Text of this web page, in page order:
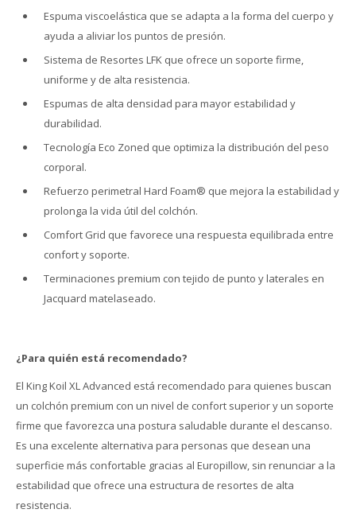
Espuma viscoelástica que se adapta a la forma del cuerpo y
ayuda a aliviar los puntos de presión.
Sistema de Resortes LFK que ofrece un soporte firme,
uniforme y de alta resistencia.
Espumas de alta densidad para mayor estabilidad y
durabilidad.
Tecnología Eco Zoned que optimiza la distribución del peso
corporal.
Refuerzo perimetral Hard Foam® que mejora la estabilidad y
prolonga la vida útil del colchón.
Comfort Grid que favorece una respuesta equilibrada entre
confort y soporte.
Terminaciones premium con tejido de punto y laterales en
Jacquard matelaseado.
¿Para quién está recomendado?
El King Koil XL Advanced está recomendado para quienes buscan
un colchón premium con un nivel de confort superior y un soporte
firme que favorezca una postura saludable durante el descanso.
Es una excelente alternativa para personas que desean una
superficie más confortable gracias al Europillow, sin renunciar a la
estabilidad que ofrece una estructura de resortes de alta
resistencia.